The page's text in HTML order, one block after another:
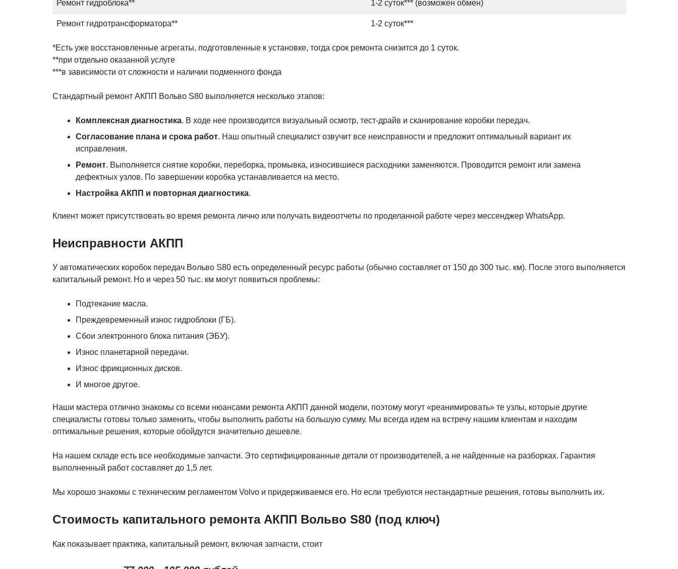
Ремонт гидроблока** 1-2 суток*** (возможен обмен)
Ремонт гидротрансформатора** 1-2 суток***
*Есть уже восстановленные агрегаты, подготовленные к установке, тогда срок ремонта снизится до 1 суток.
**при отдельно оказанной услуге
***в зависимости от сложности и наличии подменного фонда
Стандартный ремонт АКПП Вольво S80 выполняется несколько этапов:
Комплексная диагностика. В ходе нее производится визуальный осмотр, тест-драйв и сканирование коробки передач.
Согласование плана и срока работ. Наш опытный специалист озвучит все неисправности и предложит оптимальный вариант их
исправления.
Ремонт. Выполняется снятие коробки, переборка, промывка, износившиеся расходники заменяются. Проводится ремонт или замена
дефектных узлов. По завершении коробка устанавливается на место.
Настройка АКПП и повторная диагностика.
Клиент может присутствовать во время ремонта лично или получать видеоотчеты по проделанной работе через мессенджер WhatsApp.
Неисправности АКПП
У автоматических коробок передач Вольво S80 есть определенный ресурс работы (обычно составляет от 150 до 300 тыс. км). После этого выполняется
капитальный ремонт. Но и через 50 тыс. км могут появиться проблемы:
Подтекание масла.
Преждевременный износ гидроблоки (ГБ).
Сбои электронного блока питания (ЭБУ).
Износ планетарной передачи.
Износ фрикционных дисков.
И многое другое.
Наши мастера отлично знакомы со всеми нюансами ремонта АКПП данной модели, поэтому могут «реанимировать» те узлы, которые другие
специалисты готовы только заменить, чтобы выполнить работы на большую сумму. Мы всегда идем на встречу нашим клиентам и находим
оптимальные решения, которые обойдутся значительно дешевле.
На нашем складе есть все необходимые запчасти. Это сертифицированные детали от производителей, а не найденные на разборках. Гарантия
выполненный работ составляет до 1,5 лет.
Мы хорошо знакомы с техническим регламентом Volvo и придерживаемся его. Но если требуются нестандартные решения, готовы выполнить их.
Стоимость капитального ремонта АКПП Вольво S80 (под ключ)
Как показывает практика, капитальный ремонт, включая запчасти, стоит